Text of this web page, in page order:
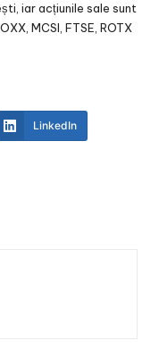
iar acțiunile sale sunt
MCSI, FTSE, ROTX
LinkedIn